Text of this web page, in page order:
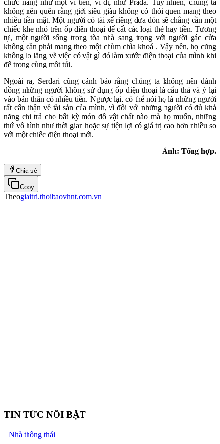
chức năng như một ví tiền, ví dụ như Prada. Tuy nhiên, chúng ta
không nên quên rằng giới siêu giàu không có thói quen mang theo
nhiều tiền mặt. Một người có tài xế riêng đưa đón sẽ chẳng cần một
chiếc khe nhỏ trên ốp điện thoại để cất các loại thẻ hay tiền. Tương
tự, một người sống trong tòa nhà sang trọng với người gác cửa
không cần phải mang theo một chùm chìa khoá . Vậy nên, họ cũng
không lo lắng về việc có vật gì đó làm xước điện thoại của mình khi
để trong cùng một túi.
Ngoài ra, Serdari cũng cảnh báo rằng chúng ta không nên đánh
đồng những người không sử dụng ốp điện thoại là cẩu thả và ỷ lại
vào bản thân có nhiều tiền. Ngược lại, có thể nói họ là những người
rất cẩn thận về tài sản của mình, vì đối với những người có đủ khả
năng chi trả cho bất kỳ món đồ vật chất nào mà họ muốn, những
thứ vô hình như thời gian hoặc sự tiện lợi có giá trị cao hơn nhiều so
với một chiếc điện thoại mới.
Ảnh: Tổng hợp.
Chia sẻ
Copy
Theogiaitri.thoibaovhnt.com.vn
TIN TỨC NỔI BẬT
Nhà thông thái